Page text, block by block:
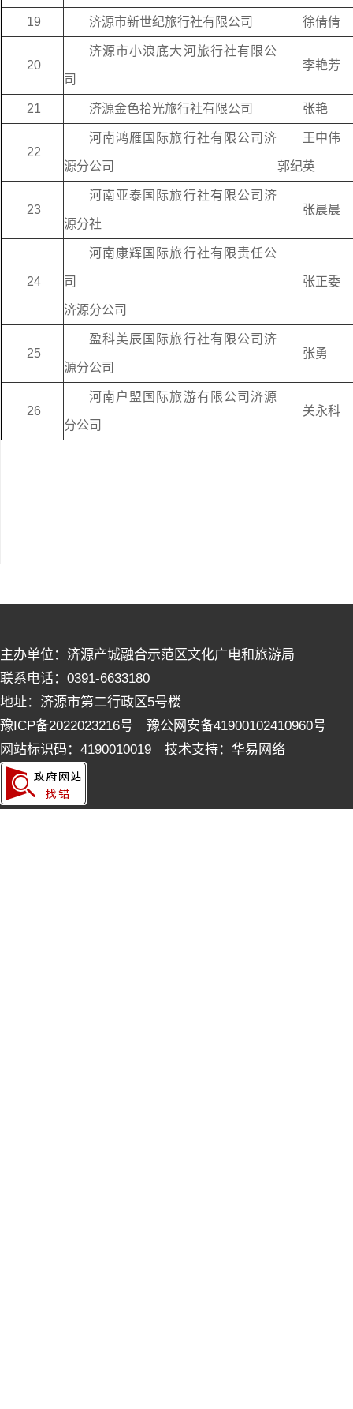
19 济源市新世纪旅行社有限公司 徐倩倩
20
济源市小浪底大河旅行社有限公
司
李艳芳
21 济源金色拾光旅行社有限公司 张艳
22
河南鸿雁国际旅行社有限公司济
源分公司
王中伟
郭纪英
23
河南亚泰国际旅行社有限公司济
源分社
张晨晨
24
河南康辉国际旅行社有限责任公
司
济源分公司
张正委
25
盈科美辰国际旅行社有限公司济
源分公司
张勇
26
河南户盟国际旅游有限公司济源
分公司
关永科
主办单位：济源产城融合示范区文化广电和旅游局
联系电话：0391-6633180
地址：济源市第二行政区5号楼
豫ICP备2022023216号 豫公网安备41900102410960号
网站标识码：4190010019 技术支持：华易网络